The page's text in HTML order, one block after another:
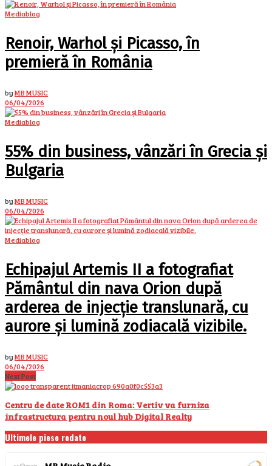
Mediablog
Renoir, Warhol și Picasso, în
premieră în România
byMB MUSIC
06/04/2026
Mediablog
55% din business, vânzări în Grecia și
Bulgaria
byMB MUSIC
06/04/2026
Mediablog
Echipajul Artemis II a fotografiat
Pământul din nava Orion după
arderea de injecție translunară, cu
aurore și lumină zodiacală vizibile.
byMB MUSIC
06/04/2026
Next Post
Centru de date ROM1 din Roma: Vertiv va furniza
infrastructura pentru noul hub Digital Realty
Ultimele piese redate